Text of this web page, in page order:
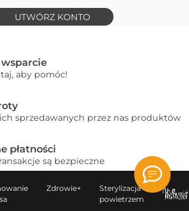
UTWÓRZ KONTO
aby pomóc!
sprzedawanych przez nas produktów
płatności
są bezpieczne
Zdrowie+
Sterylizacja
powietrzem